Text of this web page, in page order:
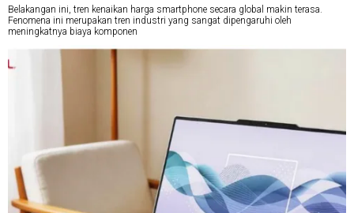
Belakangan ini, tren kenaikan harga smartphone secara global makin terasa.
Fenomena ini merupakan tren industri yang sangat dipengaruhi oleh
meningkatnya biaya komponen